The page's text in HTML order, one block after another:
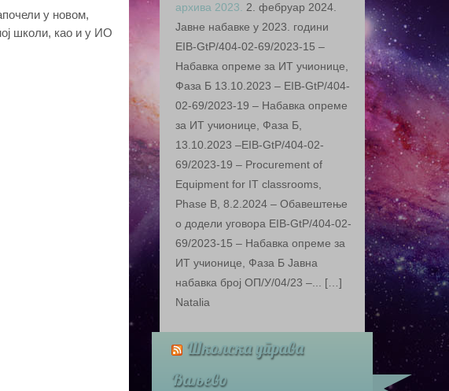
у новом,
школи, као и у ИО
архива 2023.
2. фебруар 2024.
Јавне набавке у 2023. години
EIB-GtP/404-02-69/2023-15 –
Набавка опреме за ИТ учионице,
Фаза Б 13.10.2023 – EIB-GtP/404-
02-69/2023-19 – Набавка опреме
за ИТ учионице, Фаза Б,
13.10.2023 –EIB-GtP/404-02-
69/2023-19 – Procurement of
Equipment for IT classrooms,
Phase B, 8.2.2024 – Обавештење
о додели уговора EIB-GtP/404-02-
69/2023-15 – Набавка опреме за
ИТ учионице, Фаза Б Jавна
набaвка број ОП/У/04/23 –... […]
Natalia
Школска управа
Ваљево